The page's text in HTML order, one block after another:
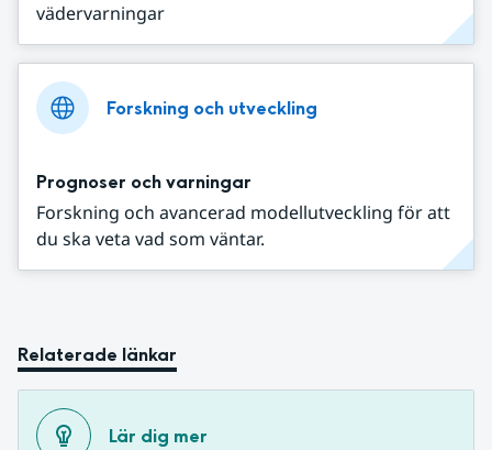
vädervarningar
Forskning och utveckling
Prognoser och varningar
Forskning och avancerad modellutveckling för att
du ska veta vad som väntar.
Relaterade länkar
Lär dig mer